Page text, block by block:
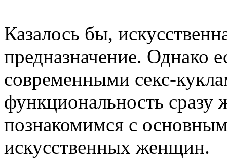
Казалось бы,
предназначение. Однако
современными секс-
функциональность сразу
познакомимся с
искусственных женщин.